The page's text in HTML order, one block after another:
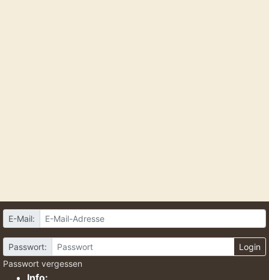
E-Mail:
Passwort:
Login
Passwort vergessen